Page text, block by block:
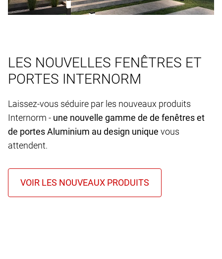
LES NOUVELLES FENÊTRES ET
PORTES INTERNORM
Laissez-vous séduire par les nouveaux produits
Internorm - une nouvelle gamme de de fenêtres et
de portes Aluminium au design unique vous
attendent.